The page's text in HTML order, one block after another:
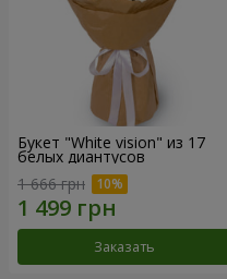
Букет "White vision" из 17
белых диантусов
1 666 грн
Заказать